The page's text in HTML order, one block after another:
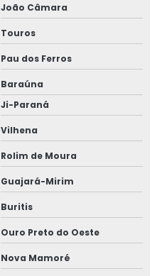
João Câmara
Touros
Pau dos Ferros
Baraúna
Ji-Paraná
Vilhena
Rolim de Moura
Guajará-Mirim
Buritis
Ouro Preto do Oeste
Nova Mamoré